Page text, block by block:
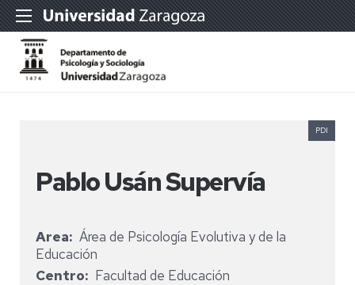
Pablo Usán Supervía
PDI
Area
Área de Psicología Evolutiva y de la
Educación
Centro
Facultad de Educación